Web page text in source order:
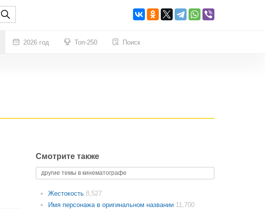
2026 год Топ-250 Поиск
Смотрите также
другие темы в кинематографе
Жестокость 8,527
Имя персонажа в оригинальном названии 11,700